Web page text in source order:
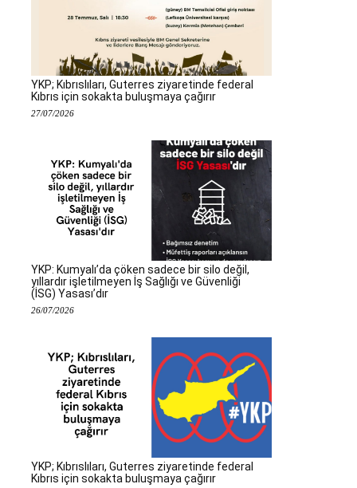
YKP; Kıbrıslıları, Guterres ziyaretinde federal
Kıbrıs için sokakta buluşmaya çağırır
27/07/2026
YKP: Kumyalı’da çöken sadece bir silo değil,
yıllardır işletilmeyen İş Sağlığı ve Güvenliği
(İSG) Yasası’dır
26/07/2026
YKP; Kıbrıslıları, Guterres ziyaretinde federal
Kıbrıs için sokakta buluşmaya çağırır